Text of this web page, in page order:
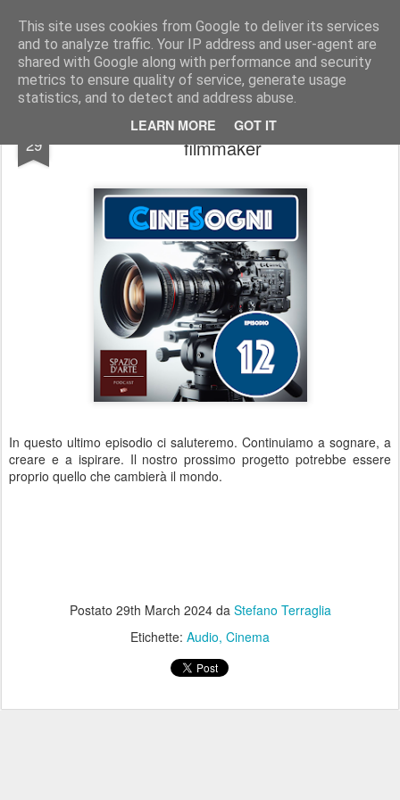
This site uses cookies from Google to deliver its services
and to analyze traffic. Your IP address and user-agent are
shared with Google along with performance and security
metrics to ensure quality of service, generate usage
statistics, and to detect and address abuse.
LEARN MORE GOT IT
Stefano Terraglia Creazioni
Pages
29
Guardando avanti: Crescere come
filmmaker
In questo ultimo episodio ci saluteremo. Continuiamo a sognare, a
creare e a ispirare. Il nostro prossimo progetto potrebbe essere
proprio quello che cambierà il mondo.
Postato 29th March 2024da Stefano Terraglia
Etichette: Audio Cinema